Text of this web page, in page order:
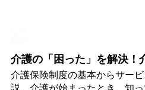
介護の「困った」を解決！
介護保険制度の基本からサー